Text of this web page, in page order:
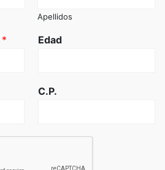
Apellidos
* Edad
C.P.